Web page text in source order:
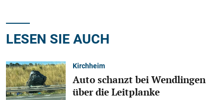
LESEN SIE AUCH
Kirchheim
Auto schanzt bei Wendlingen
über die Leitplanke